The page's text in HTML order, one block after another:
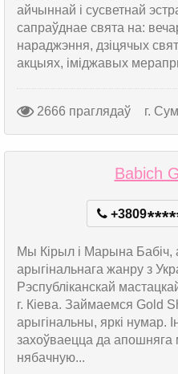
айчыннай і сусветнай
сапраўднае свята на:
нараджэння, дзіцячых
акцыях, іміджавых
2666 праглядаў г.
Babich
+3809****
Мы Кірыл і Марына Бабіч,
арыгінальнага жанру з
Рэспубліканскай
г. Кіева. Займаемся Gold
арыгінальны, яркі нумар.
захоўваецца да
нябачную...